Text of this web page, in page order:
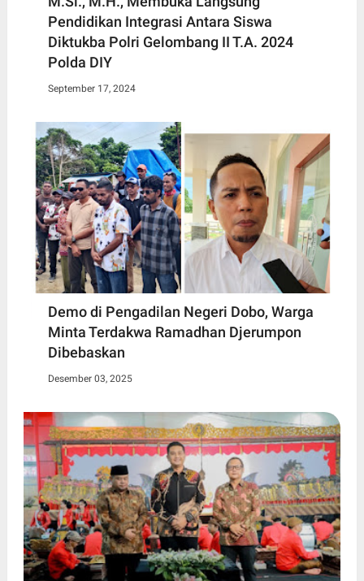
Pendidikan Integrasi Antara Siswa
Diktukba Polri Gelombang II T.A. 2024
Polda DIY
September 17, 2024
Demo di Pengadilan Negeri Dobo, Warga
Minta Terdakwa Ramadhan Djerumpon
Dibebaskan
Desember 03, 2025